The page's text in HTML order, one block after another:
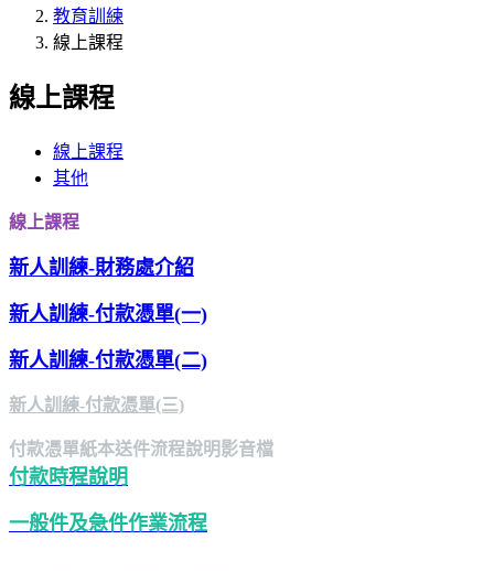
教育訓練
線上課程
線上課程
線上課程
其他
線上課程
新人訓練-財務處介紹
新人訓練-付款憑單(一)
新人訓練-付款憑單(二)
新人訓練-付款憑單(三)
付款憑單紙本送件流程說明影音檔
付款時程說明
一般件及急件作業流程